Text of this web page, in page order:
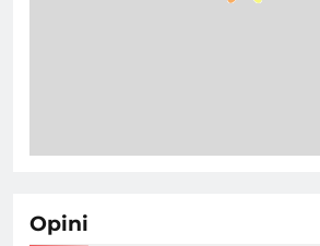
Opini